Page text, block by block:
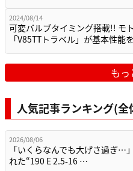
2024/08/14
可変バルブタイミング搭載!! モ
「V85TTトラベル」が基本性能
もっ
人気記事ランキング(全
2026/08/06
「いくらなんでも大げさ過ぎ…
れた“190 E 2.5-16 …